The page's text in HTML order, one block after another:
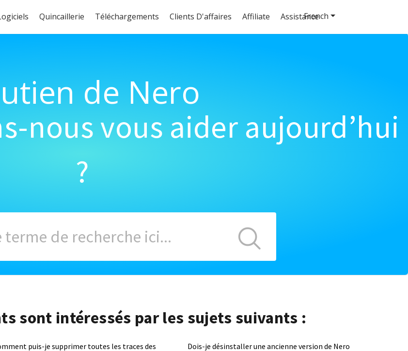
Quincaillerie Téléchargements Clients D'affaires Affiliate Assistance
de Nero
nous vous aider aujourd’hui
?
sont intéressés par les sujets suivants :
puis-je supprimer toutes les traces des
Dois-je désinstaller une ancienne version de Nero
French